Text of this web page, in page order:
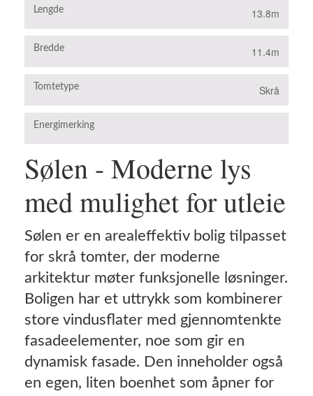
Lengde 13.8m
Bredde 11.4m
Tomtetype Skrå
Energimerking
Sølen - Moderne lys
med mulighet for utleie
Sølen er en arealeffektiv bolig tilpasset
for skrå tomter, der moderne
arkitektur møter funksjonelle løsninger.
Boligen har et uttrykk som kombinerer
store vindusflater med gjennomtenkte
fasadeelementer, noe som gir en
dynamisk fasade. Den inneholder også
en egen, liten boenhet som åpner for